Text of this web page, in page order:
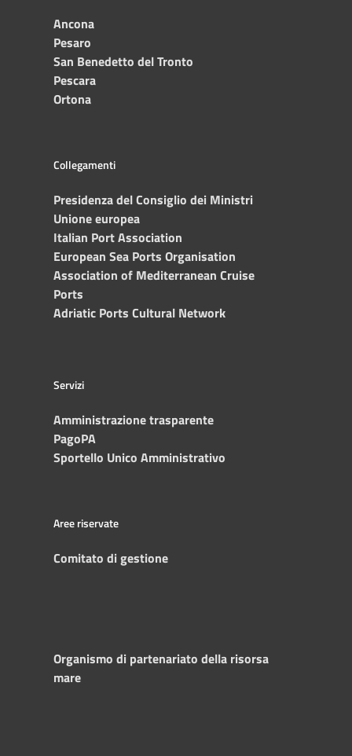
Ancona
Pesaro
San Benedetto del Tronto
Pescara
Ortona
Collegamenti
Presidenza del Consiglio dei Ministri
Unione europea
Italian Port Association
European Sea Ports Organisation
Association of Mediterranean Cruise
Ports
Adriatic Ports Cultural Network
Servizi
Amministrazione trasparente
PagoPA
Sportello Unico Amministrativo
Aree riservate
Comitato di gestione
Organismo di partenariato della risorsa
mare